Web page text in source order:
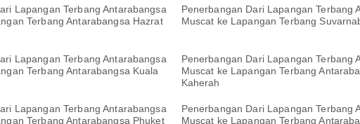
Lapangan Terbang Antarabangsa
Terbang Antarabangsa Hazrat
Penerbangan Dari Lapangan Terbang
Muscat ke Lapangan Terbang
Lapangan Terbang Antarabangsa
Terbang Antarabangsa Kuala
Penerbangan Dari Lapangan Terbang
Muscat ke Lapangan Terbang
Kaherah
Lapangan Terbang Antarabangsa
Terbang Antarabangsa Phuket
Penerbangan Dari Lapangan Terbang
Muscat ke Lapangan Terbang